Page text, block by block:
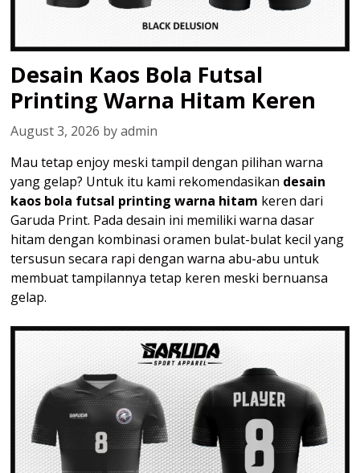
Desain Kaos Bola Futsal
Printing Warna Hitam Keren
August 3, 2026 byadmin
Mau tetap enjoy meski tampil dengan pilihan warna
yang gelap? Untuk itu kami rekomendasikan desain
kaos bola futsal printing warna hitam keren dari
Garuda Print. Pada desain ini memiliki warna dasar
hitam dengan kombinasi oramen bulat-bulat kecil yang
tersusun secara rapi dengan warna abu-abu untuk
membuat tampilannya tetap keren meski bernuansa
gelap.